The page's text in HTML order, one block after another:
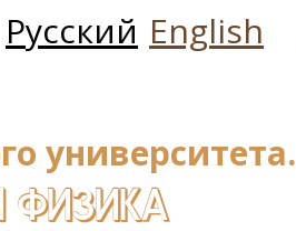
Русский English
университета.
ФИЗИКА